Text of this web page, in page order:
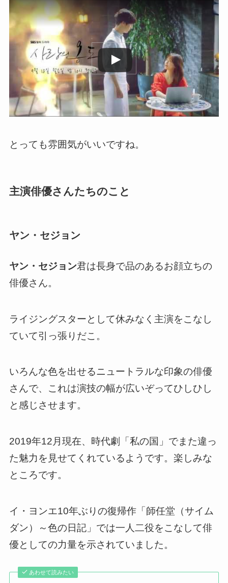
この動画を YouTube で視聴
とっても雰囲気がいいですね。
主演俳優さんたちのこと
ヤン・セジョン
ヤン・セジョン君は長身で品のあるお顔立ちの
俳優さん。
ライジングスターとして休みなく主演をこなし
ていて引っ張りだこ。
いろんな色を出せるニュートラルな印象の俳優
さんで、これは演技の幅が広いぞってひしひし
と感じさせます。
2019年12月現在、時代劇「私の国」でまた違っ
た魅力を見せてくれているようです。楽しみな
ところです。
イ・ヨンエ10年ぶりの復帰作「師任堂（サイム
ダン）～色の日記」では一人二役をこなして俳
優としての力量を示されていました。
あわせて読みたい